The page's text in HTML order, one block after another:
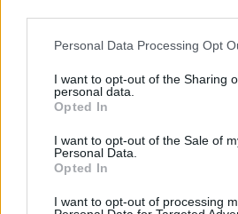
Please note that this website/app
not limited to your visit or usage
grant or deny consent to Google and
use your data for below specified
consent section.
Personal Data Processing Opt
I want to opt-out of the Sharing
personal data.
Opted In
I want to opt-out of the Sale of
Personal Data.
Opted In
I want to opt-out of processing